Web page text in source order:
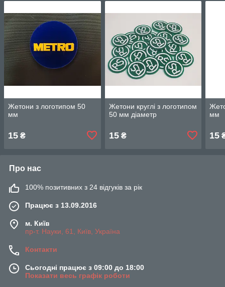
Жетони з логотипом 50
мм
15 ₴
Жетони круглі з логотипом
50 мм діаметр
15₴
мм
15
Про нас
100% позитивних з 24 відгуків за рік
Працює з 13.09.2016
м. Київ
пр-т. Науки, 61, Київ, Україна
Контакти
Сьогодні працює з 09:00 до 18:00
Показати весь графік роботи